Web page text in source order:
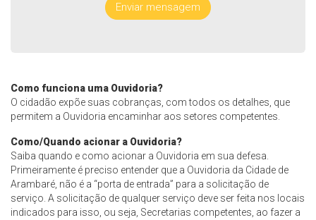
Enviar mensagem
Como funciona uma Ouvidoria?
O cidadão expõe suas cobranças, com todos os detalhes, que
permitem a Ouvidoria encaminhar aos setores competentes.
Como/Quando acionar a Ouvidoria?
Saiba quando e como acionar a Ouvidoria em sua defesa.
Primeiramente é preciso entender que a Ouvidoria da Cidade de
Arambaré, não é a “porta de entrada” para a solicitação de
serviço. A solicitação de qualquer serviço deve ser feita nos locais
indicados para isso, ou seja, Secretarias competentes, ao fazer a